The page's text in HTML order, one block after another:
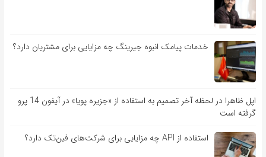
خدمات پیامک انبوه جیرینگ چه مزایایی برای مشتریان دارد؟
اپل ظاهرا در لحظه آخر تصمیم به استفاده از «جزیره پویا» در آیفون 14 پرو
گرفته است
استفاده از API چه مزایایی برای شرکت‌های فین‌تک دارد؟